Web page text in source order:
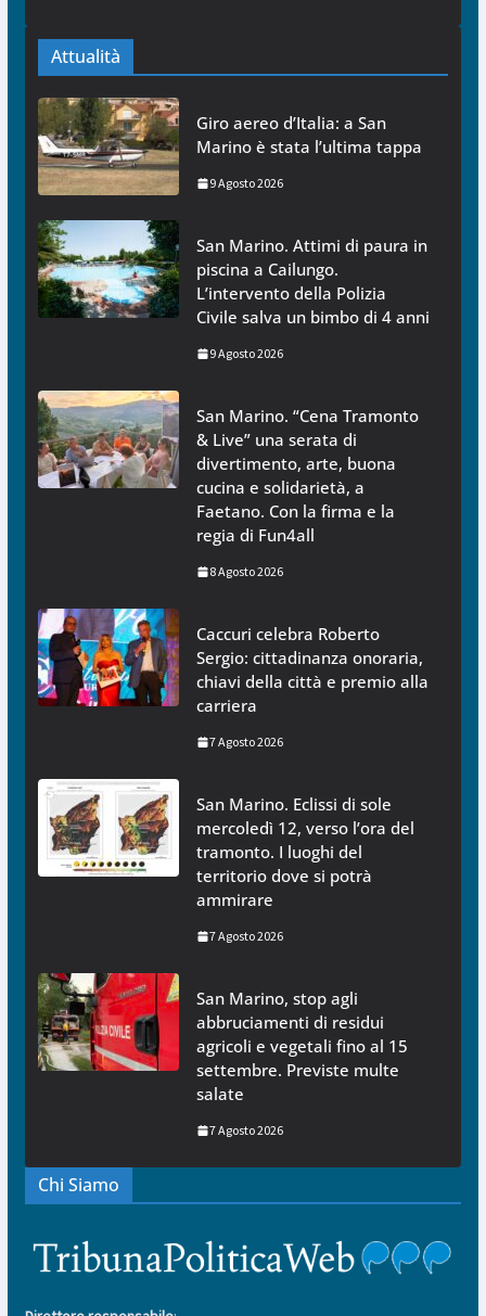
Attualità
Giro aereo d’Italia: a San
Marino è stata l’ultima tappa
9 Agosto 2026
San Marino. Attimi di paura in
piscina a Cailungo.
L’intervento della Polizia
Civile salva un bimbo di 4 anni
9 Agosto 2026
San Marino. “Cena Tramonto
& Live” una serata di
divertimento, arte, buona
cucina e solidarietà, a
Faetano. Con la firma e la
regia di Fun4all
8 Agosto 2026
Caccuri celebra Roberto
Sergio: cittadinanza onoraria,
chiavi della città e premio alla
carriera
7 Agosto 2026
San Marino. Eclissi di sole
mercoledì 12, verso l’ora del
tramonto. I luoghi del
territorio dove si potrà
ammirare
7 Agosto 2026
San Marino, stop agli
abbruciamenti di residui
agricoli e vegetali fino al 15
settembre. Previste multe
salate
7 Agosto 2026
Chi Siamo